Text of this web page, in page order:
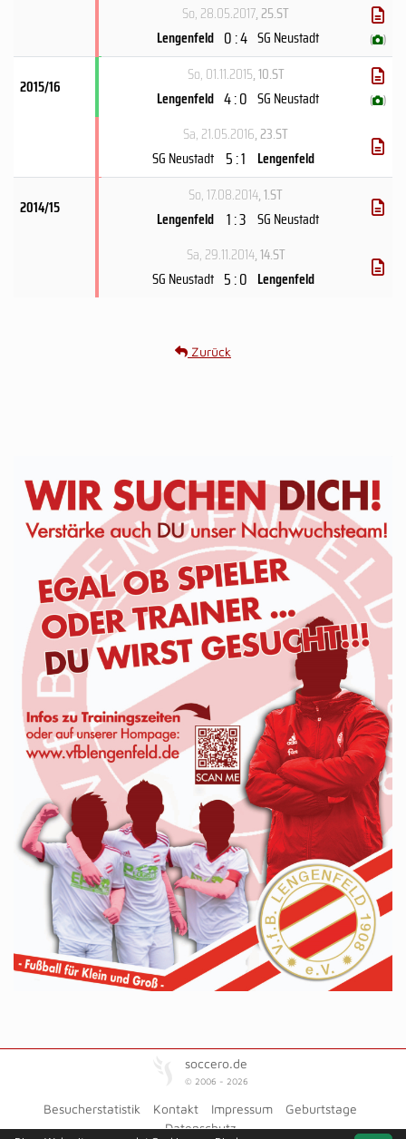
So, 28.05.2017, 25.ST
Lengenfeld 0 : 4 SG Neustadt ( )
2015/16
So, 01.11.2015, 10.ST
Lengenfeld 4 : 0 SG Neustadt ( )
Sa, 21.05.2016, 23.ST
SG Neustadt 5 : 1 Lengenfeld
2014/15
So, 17.08.2014, 1.ST
Lengenfeld 1 : 3 SG Neustadt
Sa, 29.11.2014, 14.ST
SG Neustadt 5 : 0 Lengenfeld
Zurück
soccero.de
© 2006 - 2026
Besucherstatistik Kontakt Impressum
Geburtstage
Datenschutz